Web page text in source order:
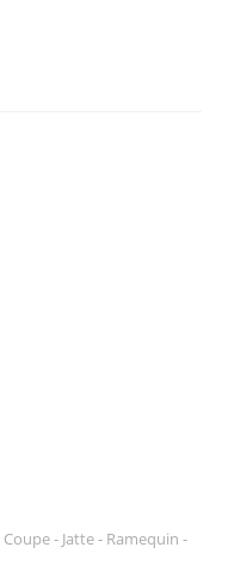
- Jatte - Ramequin -